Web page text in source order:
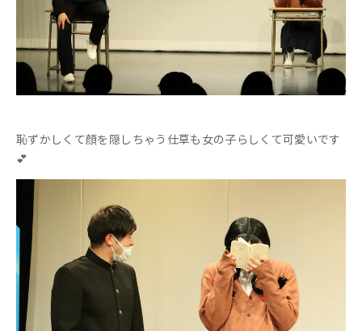
恥ずかしくて顔を隠しちゃう仕草も女の子らしくて可愛いです
💕